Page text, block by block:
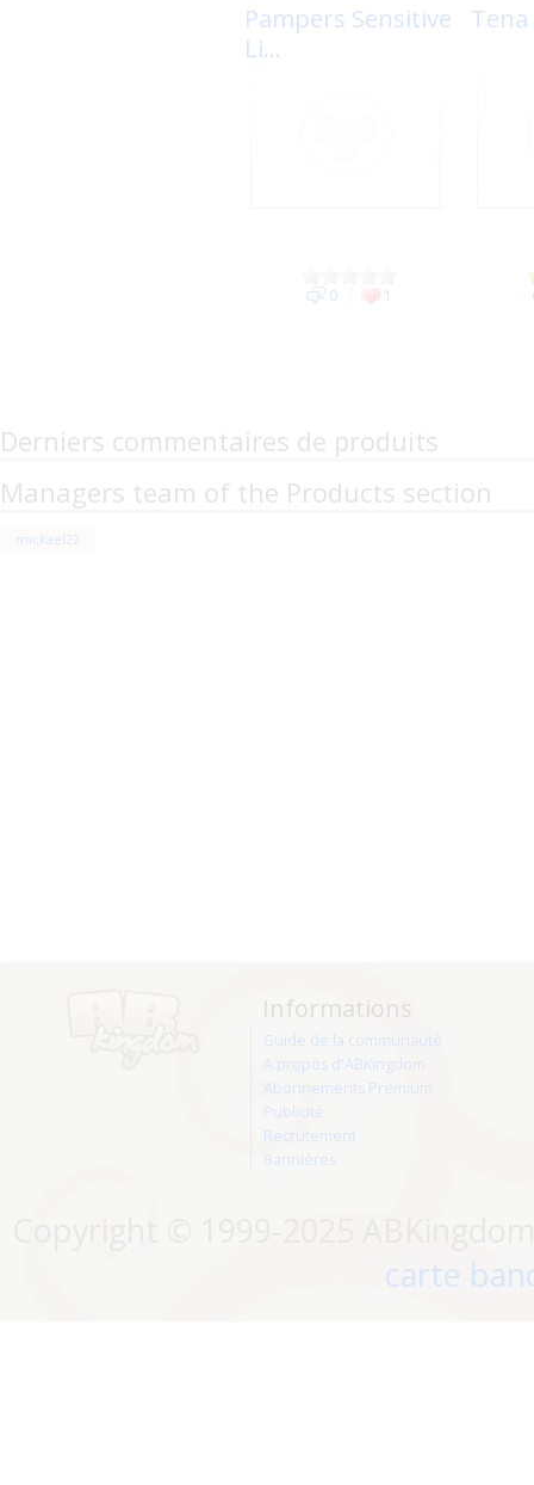
Pampers Sensitive
Li...
0 1
Tena
Derniers commentaires de produits
Managers team of the Products section
mickael22
Informations
Guide de la communauté
A propos d'ABKingdom
Abonnements Premium
Publicité
Recrutement
Bannières
carte